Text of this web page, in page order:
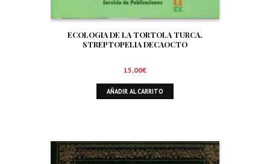
ECOLOGIA DE LA TORTOLA TURCA.
STREPTOPELIA DECAOCTO
15,00€
AÑADIR AL CARRITO